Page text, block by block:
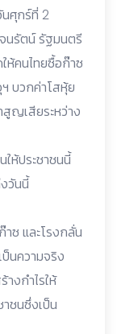
ศุกร์ที่ 2
รัตน์ รัฐมนตรี
ห้คนไทยซื้อก๊าซ
ฯ บวกค่าโสหุ้ย
สูญเสียระหว่าง
ห้ประชาชนนี้
วันนี้
ซ และโรงกลั่น
ป็นความจริง
างกำไรให้
าชนซึ่งเป็น